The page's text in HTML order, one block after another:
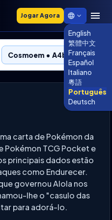
Jogar Agora
English
繁體中文
Français
Español
Italiano
粵語
Português
Deutsch
Cosmoem • A4b-183
carta de Pokémon da
Pokémon TCG Pocket e
principais dados estão
como Endurecer.
governou Alola nos
lhe o "casulo das
para adorá-lo.